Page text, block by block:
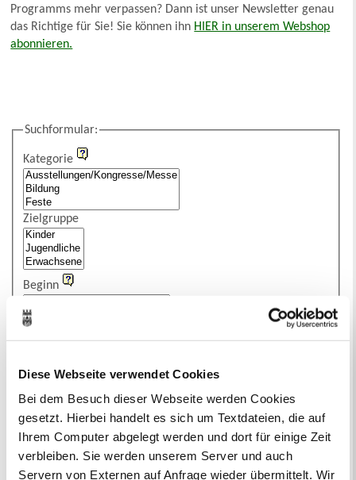
Diese Webseite verwendet Cookies
Bei dem Besuch dieser Webseite werden Cookies
gesetzt. Hierbei handelt es sich um Textdateien, die auf
Ihrem Computer abgelegt werden und dort für einige Zeit
verbleiben. Sie werden unserem Server und auch
Servern von Externen auf Anfrage wieder übermittelt. Wir
Programms mehr verpassen? Dann ist unser Newsletter genau
das Richtige für Sie! Sie können ihn HIER in unserem Webshop
abonnieren.
Suchformular:
Kategorie
Zielgruppe
Beginn
Ende
Veranstaltungsstätte
Eintritt
Stichworte